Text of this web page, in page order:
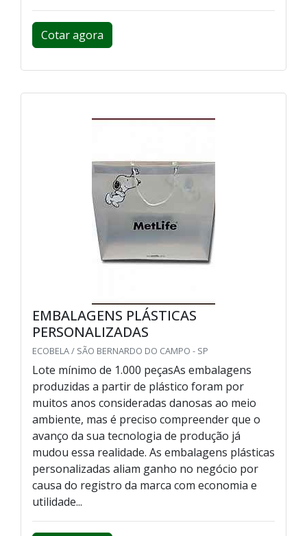
Cotar agora
EMBALAGENS PLÁSTICAS
PERSONALIZADAS
ECOBELA / SÃO BERNARDO DO CAMPO - SP
Lote mínimo de 1.000 peçasAs embalagens
produzidas a partir de plástico foram por
muitos anos consideradas danosas ao meio
ambiente, mas é preciso compreender que o
avanço da sua tecnologia de produção já
mudou essa realidade. As embalagens plásticas
personalizadas aliam ganho no negócio por
causa do registro da marca com economia e
utilidade...